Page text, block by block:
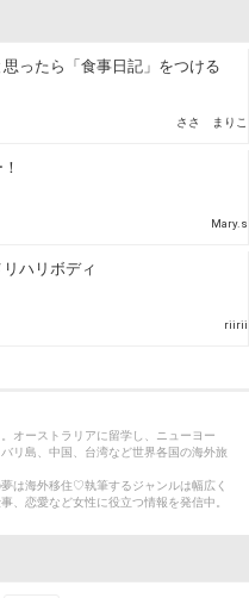
ったら「食事日記」をつける
ささ まりこ
Mary.s
ハリボディ
riirii
オーストラリアに留学し、ニューヨー
リ島、中国、台湾など世界各国の海外旅
は海外移住♡執筆するジャンルは幅広く
、恋愛など女性に役立つ情報を発信中。